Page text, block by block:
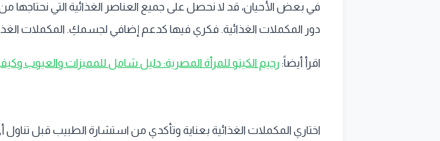
في بعض الأحيان، قد لا نحصل على جميع العناصر الغذائية التي نحتاجها
دور المكملات الغذائية. فكري فيها كدعم إضافي لجسمكِ. المكملات
اقرأ أيضاً: رجيم الكيتو للمرأة المصرية: دليل شامل للمميزات والعيوب
اختاري المكملات الغذائية بعناية وتأكدي من استشارة الطبيب قبل